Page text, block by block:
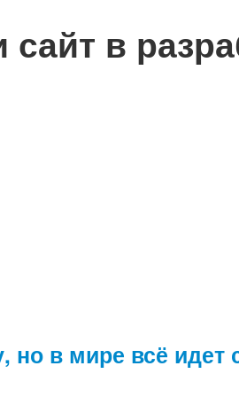
сайт в
но в мире всё